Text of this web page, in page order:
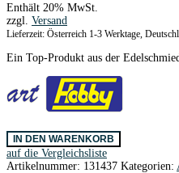
Enthält 20% MwSt.
zzgl. Versand
Lieferzeit: Österreich 1-3 Werktage,
Ein Top-Produkt aus der
Präz.Spinner
CNC
m.Versatz
IN DEN WARENKORB
auf die Vergleichsliste
Artikelnummer: 131437 Kategorien: